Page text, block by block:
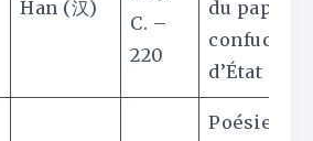
Han (汉)
C. –
220
du papier,
d’État
Poésie,